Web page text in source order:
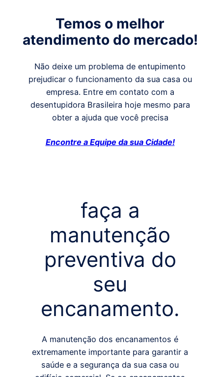
Temos o melhor
atendimento do mercado!
Não deixe um problema de entupimento
prejudicar o funcionamento da sua casa ou
empresa. Entre em contato com a
desentupidora Brasileira hoje mesmo para
obter a ajuda que você precisa
Encontre a Equipe da sua Cidade!
faça a
manutenção
preventiva do
seu
encanamento.
A manutenção dos encanamentos é
extremamente importante para garantir a
saúde e a segurança da sua casa ou